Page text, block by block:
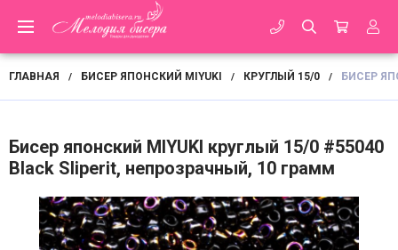
ГЛАВНАЯ / БИСЕР ЯПОНСКИЙ MIYUKI / КРУГЛЫЙ 15/0 / БИСЕР
Бисер японский MIYUKI круглый 15/0 #55040
Black Sliperit, непрозрачный, 10 грамм